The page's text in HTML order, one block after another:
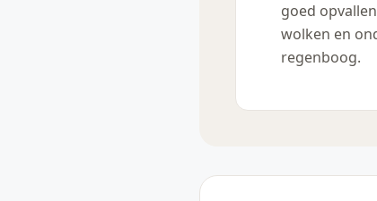
goed
wolken en
regenboog.